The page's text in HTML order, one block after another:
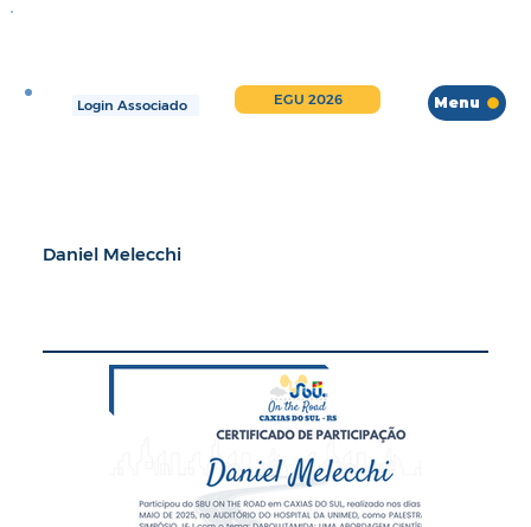
Login Associado EGU 2026 Menu
Daniel Melecchi